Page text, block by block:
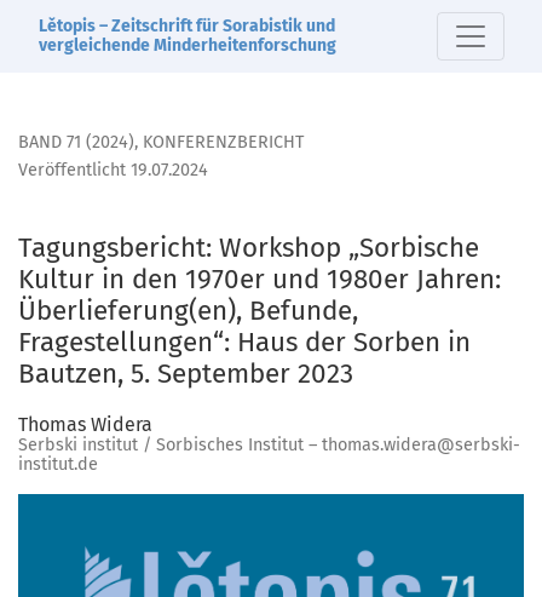
Tagungsbericht: Workshop „Sorbische Kultur in den
Lětopis – Zeitschrift für Sorabistik und
vergleichende Minderheitenforschung
BAND 71 (2024), KONFERENZBERICHT
Tagungsbericht: Workshop „Sorbische
Kultur in den 1970er und 1980er Jahren:
Überlieferung(en), Befunde,
Fragestellungen“: Haus der Sorben in
Bautzen, 5. September 2023
Veröffentlicht 19.07.2024
Thomas Widera
Serbski institut / Sorbisches Institut – thomas.widera@serbski-
institut.de